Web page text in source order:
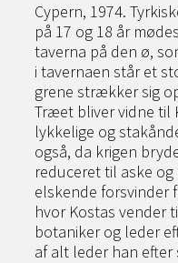
Cypern, 1974.
på 17 og 18 år
taverna på den ø,
i tavernaen står et
grene strækker sig
Træet bliver vidne til
lykkelige og
også, da krigen
reduceret til aske
elskende forsvinder
hvor Kostas vender
botaniker og leder
af alt leder han